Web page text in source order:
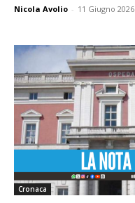
Nicola Avolio - 11 Giugno 2026
Cronaca